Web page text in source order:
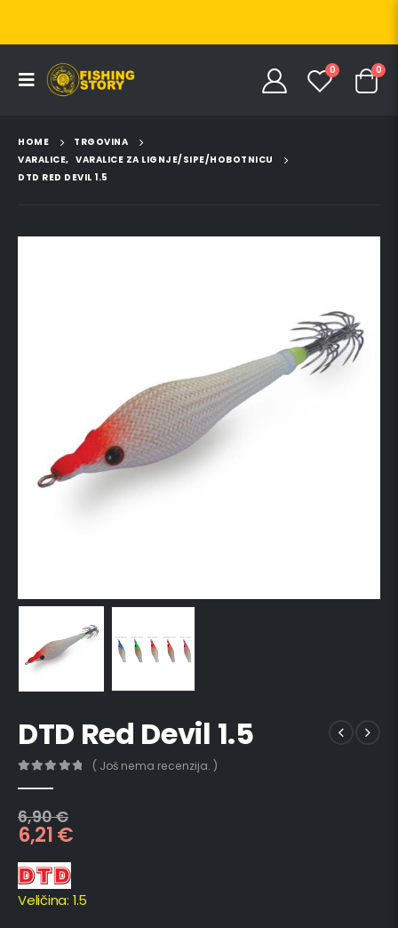
0 0
HOME
TRGOVINA
VARALICE, VARALICE ZA LIGNJE/SIPE/HOBOTNICU
DTD RED DEVIL 1.5
DTD Red Devil 1.5
( Još nema recenzija. )
6,90€
6,21€
Veličina: 1.5